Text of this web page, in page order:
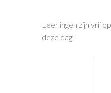
Leerlingen zijn vrij op
deze dag